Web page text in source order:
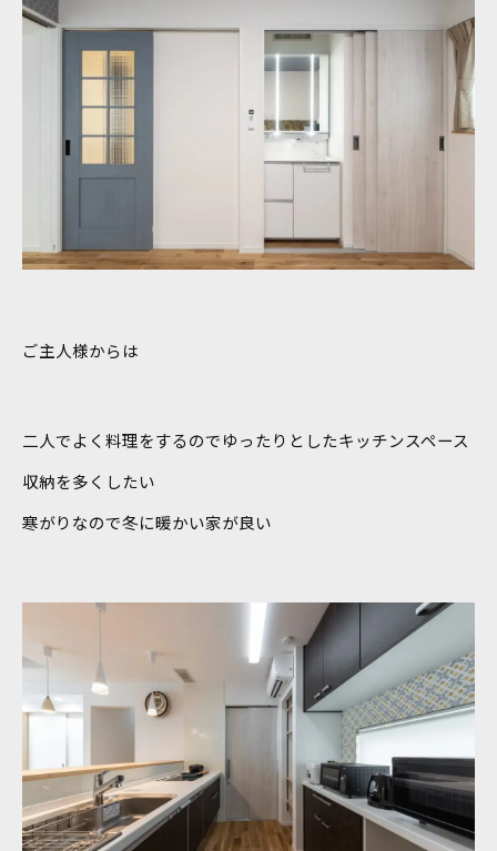
ご主人様からは
二人でよく料理をするのでゆったりとしたキッチンスペース
収納を多くしたい
寒がりなので冬に暖かい家が良い